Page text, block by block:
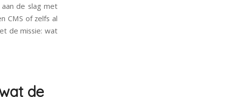
de slag met
CMS of zelfs al
de missie: wat
de